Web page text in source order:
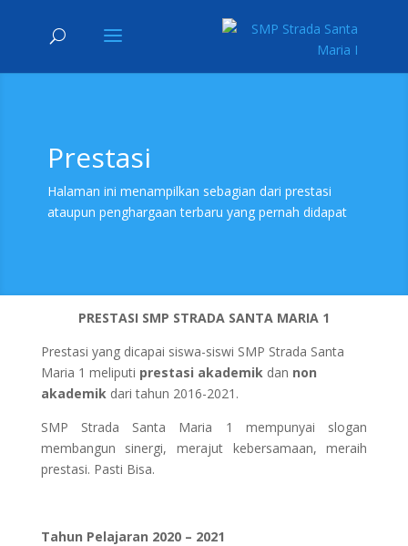
Prestasi
Halaman ini menampilkan sebagian dari prestasi
ataupun penghargaan terbaru yang pernah didapat
PRESTASI SMP STRADA SANTA MARIA 1
Prestasi yang dicapai siswa-siswi SMP Strada Santa
Maria 1 meliputi prestasi akademik dan non
akademik dari tahun 2016-2021.
SMP Strada Santa Maria 1 mempunyai slogan
membangun sinergi, merajut kebersamaan, meraih
prestasi. Pasti Bisa.
Tahun Pelajaran 2020 – 2021